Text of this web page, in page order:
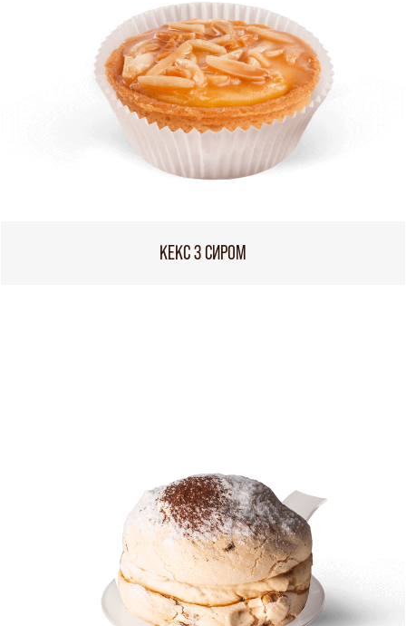
КЕКС З СИРОМ